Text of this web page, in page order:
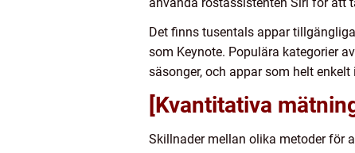
Det finns tusentals appar
som Keynote. Populära kategorier
säsonger, och appar som helt
[Kvantitativa
Skillnader mellan olika metoder för